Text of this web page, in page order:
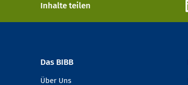
Inhalte teilen
Das BIBB
Über Uns